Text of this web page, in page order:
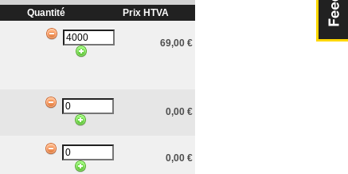
Quantité Prix HTVA
69,00 €
0,00 €
0,00 €